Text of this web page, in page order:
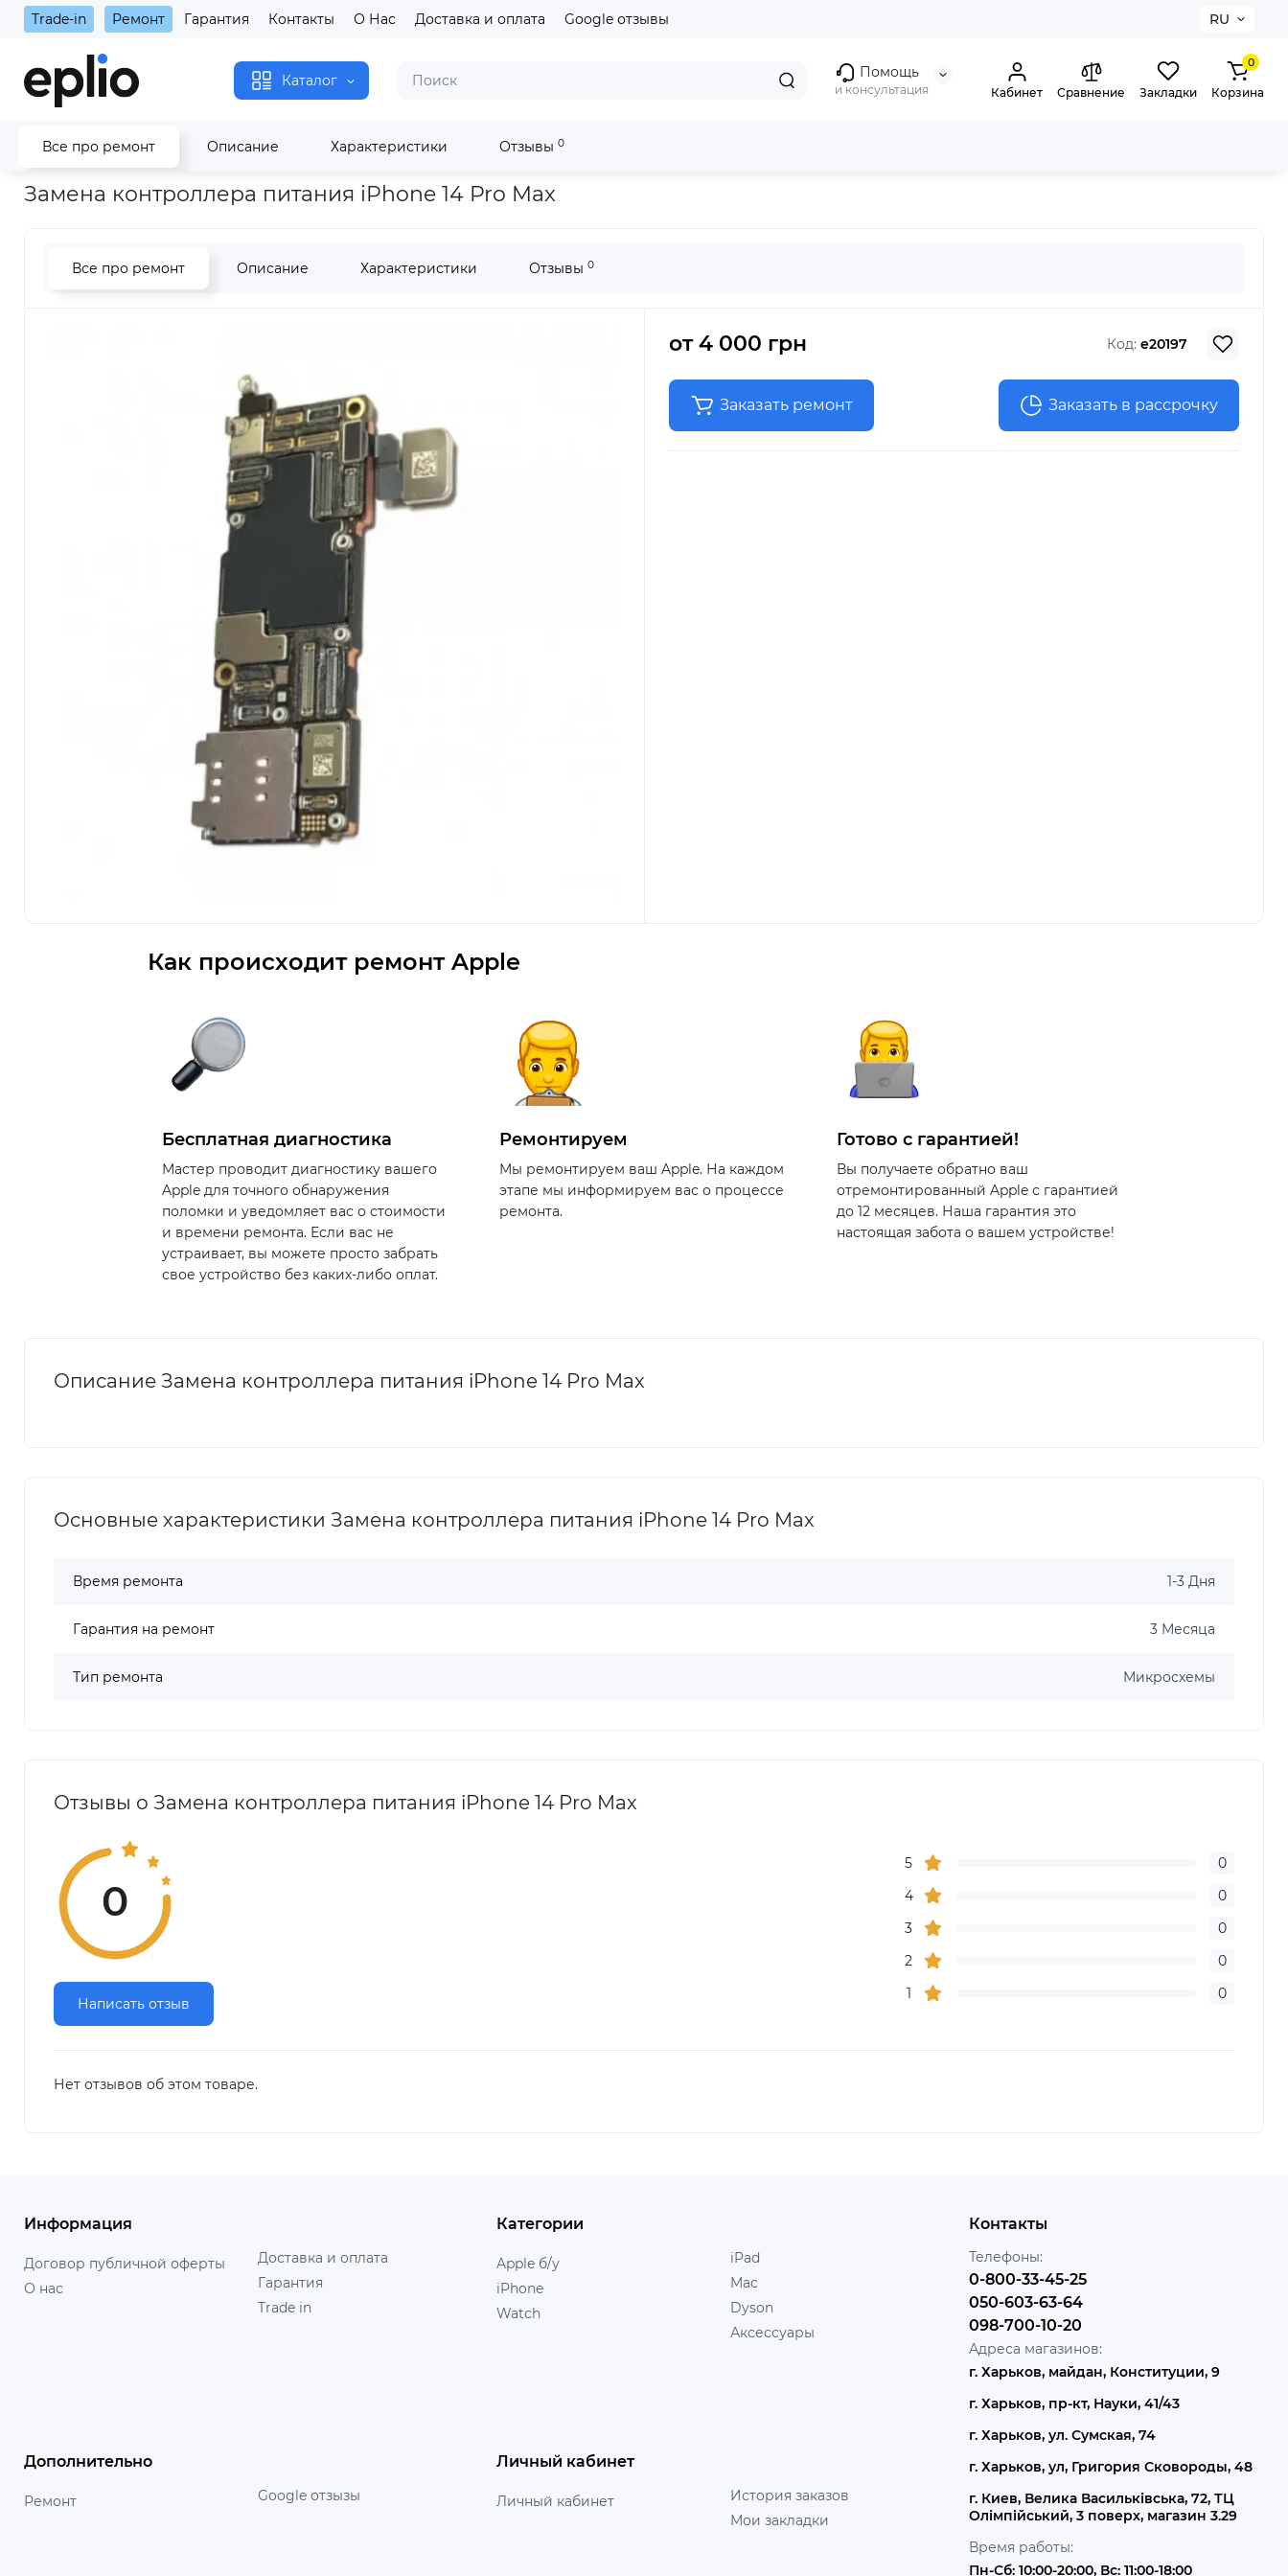
Trade-in Ремонт Гарантия Контакты О Нас Доставка и оплата Google отзывы RU
Каталог Помощь
и консультация Кабинет Сравнение Закладки
0
Корзина
Все про ремонт Описание Характеристики Отзывы 0
Главная Замена контроллера питания iPhone 14 Pro Max
Замена контроллера питания iPhone 14 Pro Max
Все про ремонт Описание Характеристики Отзывы 0
от 4 000 грн Код: e20197
Заказать ремонт Заказать в рассрочку
Как происходит ремонт Apple
Бесплатная диагностика
Мастер проводит диагностику вашего
Apple для точного обнаружения
поломки и уведомляет вас о стоимости
и времени ремонта. Если вас не
устраивает, вы можете просто забрать
свое устройство без каких-либо оплат.
Ремонтируем
Мы ремонтируем ваш Apple. На каждом
этапе мы информируем вас о процессе
ремонта.
Готово с гарантией!
Вы получаете обратно ваш
отремонтированный Apple с гарантией
до 12 месяцев. Наша гарантия это
настоящая забота о вашем устройстве!
Описание Замена контроллера питания iPhone 14 Pro Max
Основные характеристики Замена контроллера питания iPhone 14 Pro Max
Время ремонта 1-3 Дня
Гарантия на ремонт 3 Месяца
Тип ремонта Микросхемы
Отзывы о Замена контроллера питания iPhone 14 Pro Max
0
Написать отзыв
5
0
4
0
3
0
2
0
1
0
Нет отзывов об этом товаре.
Информация
Договор публичной оферты
О нас
Доставка и оплата
Гарантия
Trade in
Категории
Apple б/у
iPhone
Watch
iPad
Mac
Dyson
Аксессуары
Дополнительно
Ремонт Google отзызы
Личный кабинет
Личный кабинет
История заказов
Мои закладки
Контакты
Телефоны:
0-800-33-45-25
050-603-63-64
098-700-10-20
Адреса магазинов:
г. Харьков, майдан, Конституции, 9
г. Харьков, пр-кт, Науки, 41/43
г. Харьков, ул. Сумская, 74
г. Харьков, ул, Григория Сковороды, 48
г. Киев, Велика Васильківська, 72, ТЦ
Олімпійський, 3 поверх, магазин 3.29
Время работы:
Пн-Сб: 10:00-20:00, Вс: 11:00-18:00